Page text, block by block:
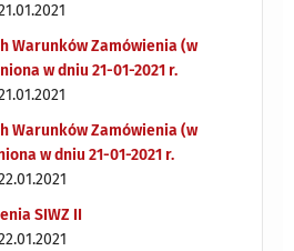
Warunków Zamówienia (w
w dniu 21-01-2021 r.
Warunków Zamówienia (w
w dniu 21-01-2021 r.
SIWZ II